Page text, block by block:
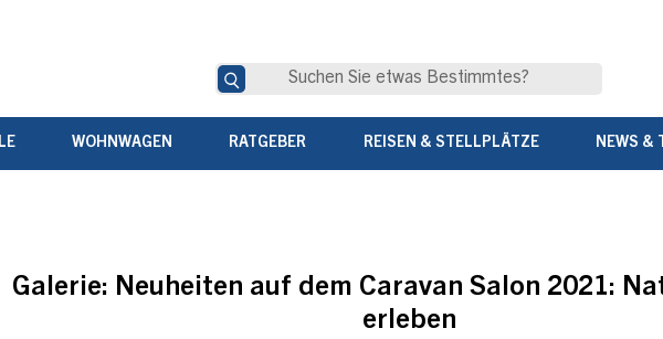
WOHNWAGEN RATGEBER REISEN & STELLPLÄTZE NEWS &
Galerie: Neuheiten auf dem Caravan Salon 2021:
erleben